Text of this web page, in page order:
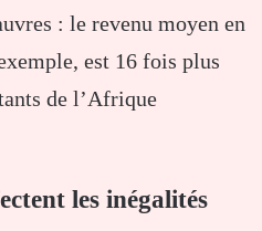
: le revenu moyen en
est 16 fois plus
de l’Afrique
les inégalités